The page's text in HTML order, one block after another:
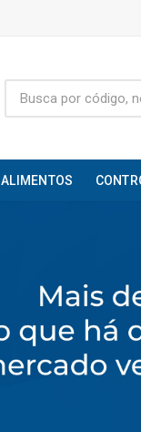
ALIMENTOS